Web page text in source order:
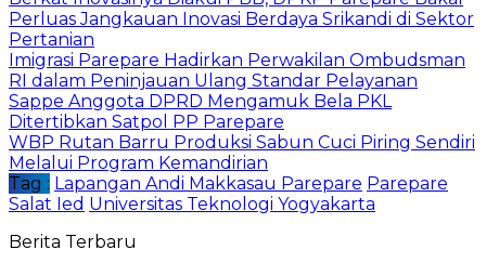
Perluas Jangkauan Inovasi Berdaya Srikandi di Sektor
Pertanian
Imigrasi Parepare Hadirkan Perwakilan Ombudsman
RI dalam Peninjauan Ulang Standar Pelayanan
Sappe Anggota DPRD Mengamuk Bela PKL
Ditertibkan Satpol PP Parepare
WBP Rutan Barru Produksi Sabun Cuci Piring Sendiri
Melalui Program Kemandirian
Tag : Lapangan Andi Makkasau Parepare Parepare
Salat Ied Universitas Teknologi Yogyakarta
Berita Terbaru